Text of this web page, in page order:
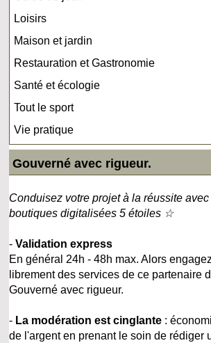
Loisirs
Maison et jardin
Restauration et Gastronomie
Santé et écologie
Tout le sport
Vie pratique
Gouverné avec rigueur.
Conduisez votre projet à la réussite
boutiques digitalisées 5 étoiles ☆
-Validation express
En général 24h - 48h max. Alors
librement des services de ce partenaire
Gouverné avec rigueur.
- La modération est cinglante :
de l'argent en prenant le soin de rédiger